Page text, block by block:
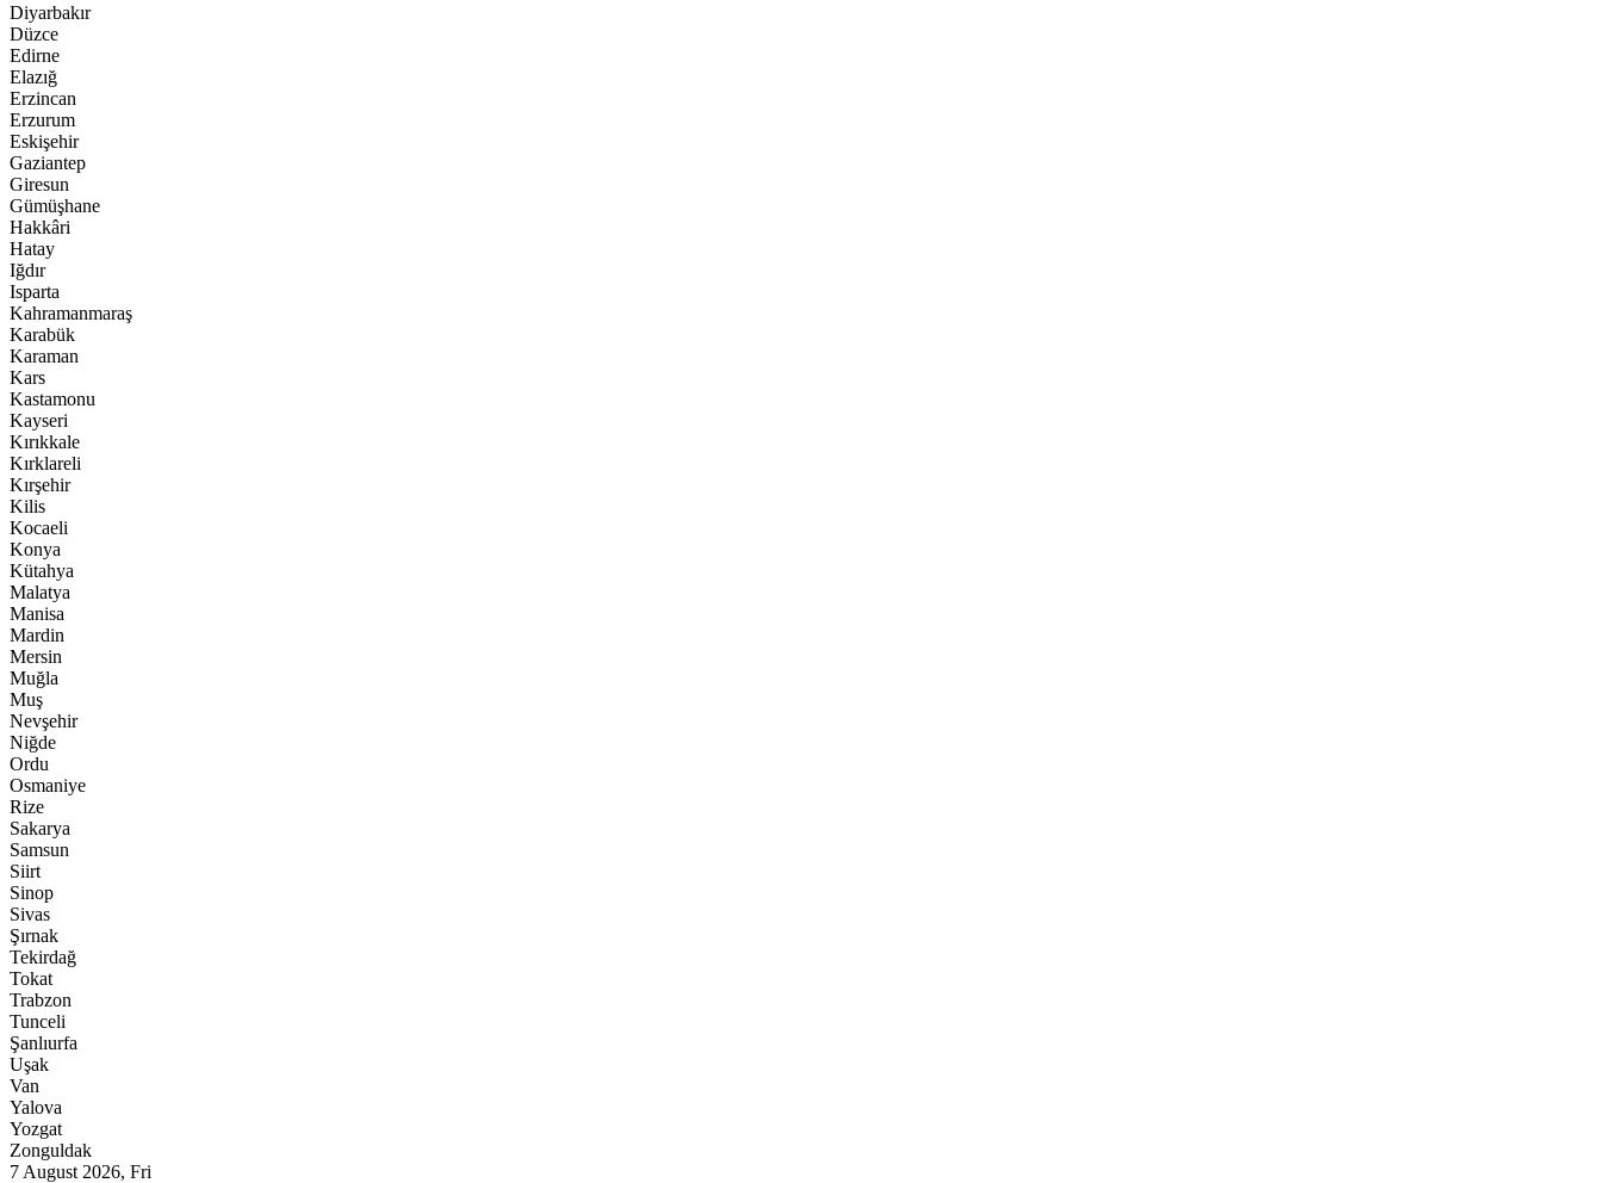
Diyarbakır
Düzce
Edirne
Elazığ
Erzincan
Erzurum
Eskişehir
Gaziantep
Giresun
Gümüşhane
Hakkâri
Hatay
Iğdır
Isparta
Kahramanmaraş
Karabük
Karaman
Kars
Kastamonu
Kayseri
Kırıkkale
Kırklareli
Kırşehir
Kilis
Kocaeli
Konya
Kütahya
Malatya
Manisa
Mardin
Mersin
Muğla
Muş
Nevşehir
Niğde
Ordu
Osmaniye
Rize
Sakarya
Samsun
Siirt
Sinop
Sivas
Şırnak
Tekirdağ
Tokat
Trabzon
Tunceli
Şanlıurfa
Uşak
Van
Yalova
Yozgat
Zonguldak
7 August 2026, Fri